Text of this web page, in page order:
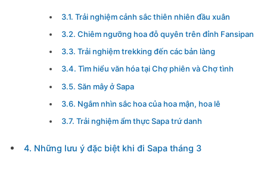
3.1. Trải nghiệm cảnh sắc thiên nhiên đầu xuân
3.2. Chiêm ngưỡng hoa đỗ quyên trên đỉnh Fansipan
3.3. Trải nghiệm trekking đến các bản làng
3.4. Tìm hiểu văn hóa tại Chợ phiên và Chợ tình
3.5. Săn mây ở Sapa
3.6. Ngắm nhìn sắc hoa của hoa mận, hoa lê
3.7. Trải nghiệm ẩm thực Sapa trứ danh
4. Những lưu ý đặc biệt khi đi Sapa tháng 3